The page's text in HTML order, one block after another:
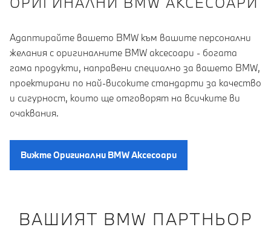
Адаптирайте вашето BMW към вашите персонални
желания с оригиналните BMW аксесоари - богата
гама продукти, направени специално за вашето BMW,
проектирани по най-високите стандарти за качество
и сигурност, които ще отговорят на всичките ви
очаквания.
Вижте Oригинални BMW Aксесоари
ВАШИЯТ BMW ПАРТНЬОР